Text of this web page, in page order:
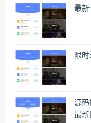
最新
限
源码
最新